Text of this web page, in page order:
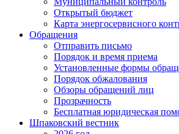
Открытый бюджет
Карта энергосервисного
Обращения
Отправить письмо
Порядок и время приема
Установленные формы
Порядок обжалования
Обзоры обращений лиц
Прозрачность
Бесплатная юридическая
Шпаковский вестник